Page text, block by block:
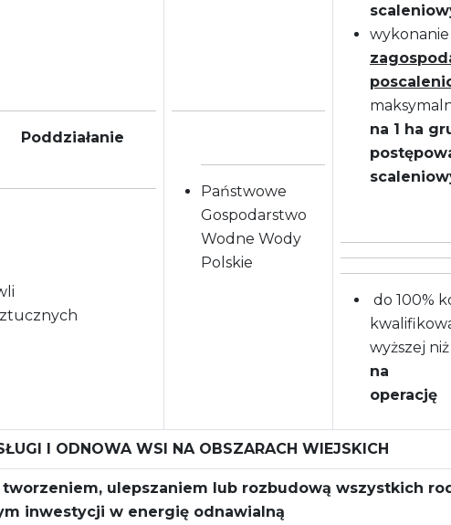
Państwowe
Gospodarstwo
Wodne Wody
Polskie
wykonanie
na 1 ha
do 100%
wyższej niż
na
operację
I ODNOWA WSI NA OBSZARACH WIEJSKICH
ulepszaniem lub rozbudową wszystkich
inwestycji w energię odnawialną